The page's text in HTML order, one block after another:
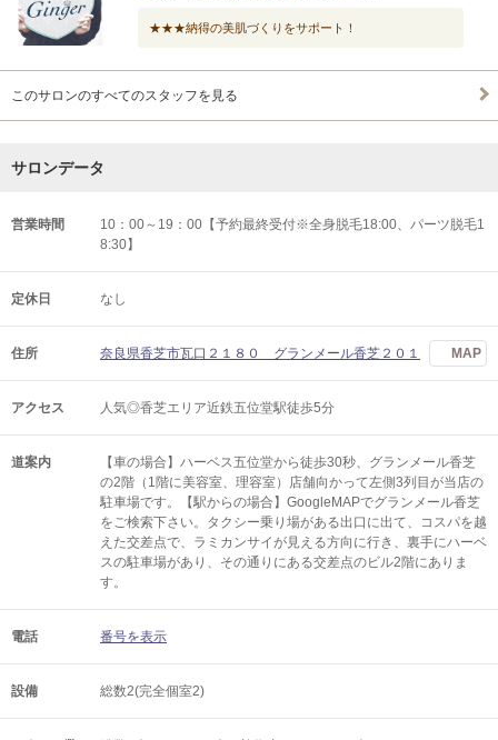
★★★納得の美肌づくりをサポート！
このサロンのすべてのスタッフを見る
サロンデータ
営業時間
10：00～19：00【予約最終受付※全身脱毛18:00、パーツ脱毛1
8:30】
定休日 なし
住所 奈良県香芝市瓦口２１８０ グランメール香芝２０１ MAP
アクセス 人気◎香芝エリア近鉄五位堂駅徒歩5分
道案内
【車の場合】ハーベス五位堂から徒歩30秒、グランメール香芝
の2階（1階に美容室、理容室）店舗向かって左側3列目が当店の
駐車場です。【駅からの場合】GoogleMAPでグランメール香芝
をご検索下さい。タクシー乗り場がある出口に出て、コスパを越
えた交差点で、ラミカンサイが見える方向に行き、裏手にハーベ
スの駐車場があり、その通りにある交差点のビル2階にありま
す。
電話 番号を表示
設備 総数2(完全個室2)